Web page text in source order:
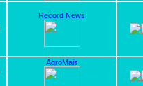
Record News
AgroMais